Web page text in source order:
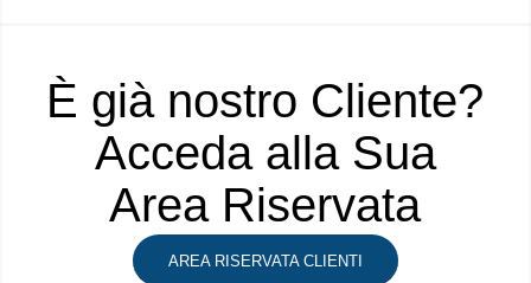
È già nostro Cliente?
Acceda alla Sua
Area Riservata
AREA RISERVATA CLIENTI